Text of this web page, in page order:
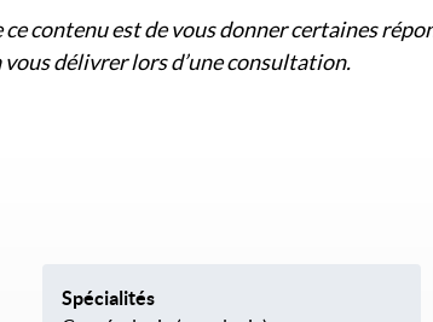
ce contenu est de vous donner certaines
délivrer lors d’une consultation.
Spécialités